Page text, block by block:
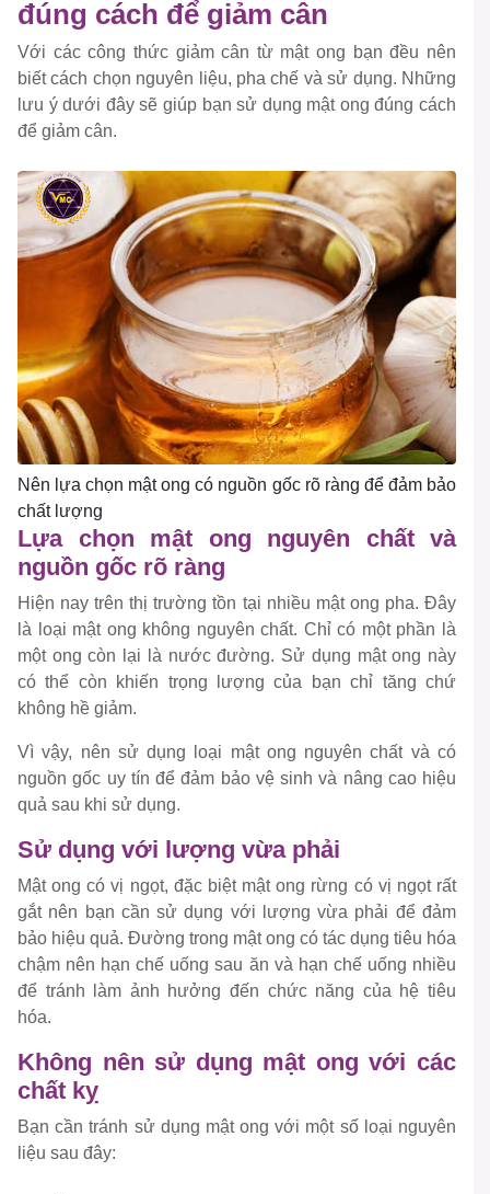
đúng cách để giảm cân
Với các công thức giảm cân từ mật ong bạn đều nên
biết cách chọn nguyên liệu, pha chế và sử dụng. Những
lưu ý dưới đây sẽ giúp bạn sử dụng mật ong đúng cách
để giảm cân.
Nên lựa chọn mật ong có nguồn gốc rõ ràng để đảm bảo
chất lượng
Lựa chọn mật ong nguyên chất và
nguồn gốc rõ ràng
Hiện nay trên thị trường tồn tại nhiều mật ong pha. Đây
là loại mật ong không nguyên chất. Chỉ có một phần là
một ong còn lại là nước đường. Sử dụng mật ong này
có thể còn khiến trọng lượng của bạn chỉ tăng chứ
không hề giảm.
Vì vậy, nên sử dụng loại mật ong nguyên chất và có
nguồn gốc uy tín để đảm bảo vệ sinh và nâng cao hiệu
quả sau khi sử dụng.
Sử dụng với lượng vừa phải
Mật ong có vị ngọt, đặc biệt mật ong rừng có vị ngọt rất
gắt nên bạn cần sử dụng với lượng vừa phải để đảm
bảo hiệu quả. Đường trong mật ong có tác dụng tiêu hóa
chậm nên hạn chế uống sau ăn và hạn chế uống nhiều
để tránh làm ảnh hưởng đến chức năng của hệ tiêu
hóa.
Không nên sử dụng mật ong với các
chất kỵ
Bạn cần tránh sử dụng mật ong với một số loại nguyên
liệu sau đây: